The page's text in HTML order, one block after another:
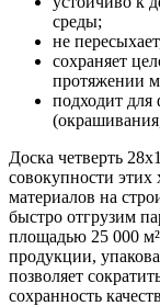
среды;
не
сохраняет
протяжении
подходит
Доска четверть
совокупности
материалов на
быстро отгрузим
площадью 25 000
продукции,
позволяет
сохранность